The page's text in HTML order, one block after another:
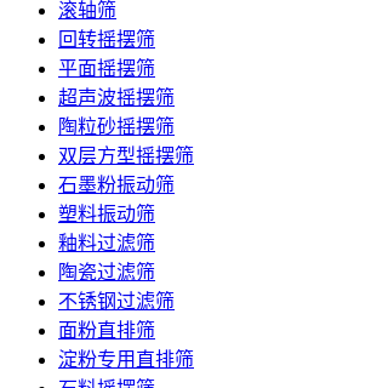
滚轴筛
回转摇摆筛
平面摇摆筛
超声波摇摆筛
陶粒砂摇摆筛
双层方型摇摆筛
石墨粉振动筛
塑料振动筛
釉料过滤筛
陶瓷过滤筛
不锈钢过滤筛
面粉直排筛
淀粉专用直排筛